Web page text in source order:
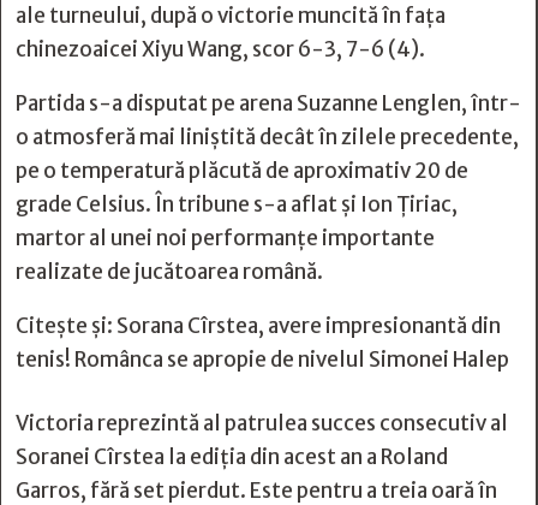
ale turneului, după o victorie muncită în fața
chinezoaicei Xiyu Wang, scor 6-3, 7-6 (4).
Partida s-a disputat pe arena Suzanne Lenglen, într-
o atmosferă mai liniștită decât în zilele precedente,
pe o temperatură plăcută de aproximativ 20 de
grade Celsius. În tribune s-a aflat și Ion Țiriac,
martor al unei noi performanțe importante
realizate de jucătoarea română.
Citește și: Sorana Cîrstea, avere impresionantă din
tenis! Românca se apropie de nivelul Simonei Halep
Victoria reprezintă al patrulea succes consecutiv al
Soranei Cîrstea la ediția din acest an a Roland
Garros, fără set pierdut. Este pentru a treia oară în